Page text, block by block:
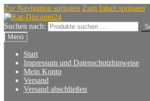
Zur Navigation springen Zum Inhalt springen
Suchen nach:
Menü
Start
Impressum und Datenschutzhinweise
Mein Konto
Versand
Versand abschließen